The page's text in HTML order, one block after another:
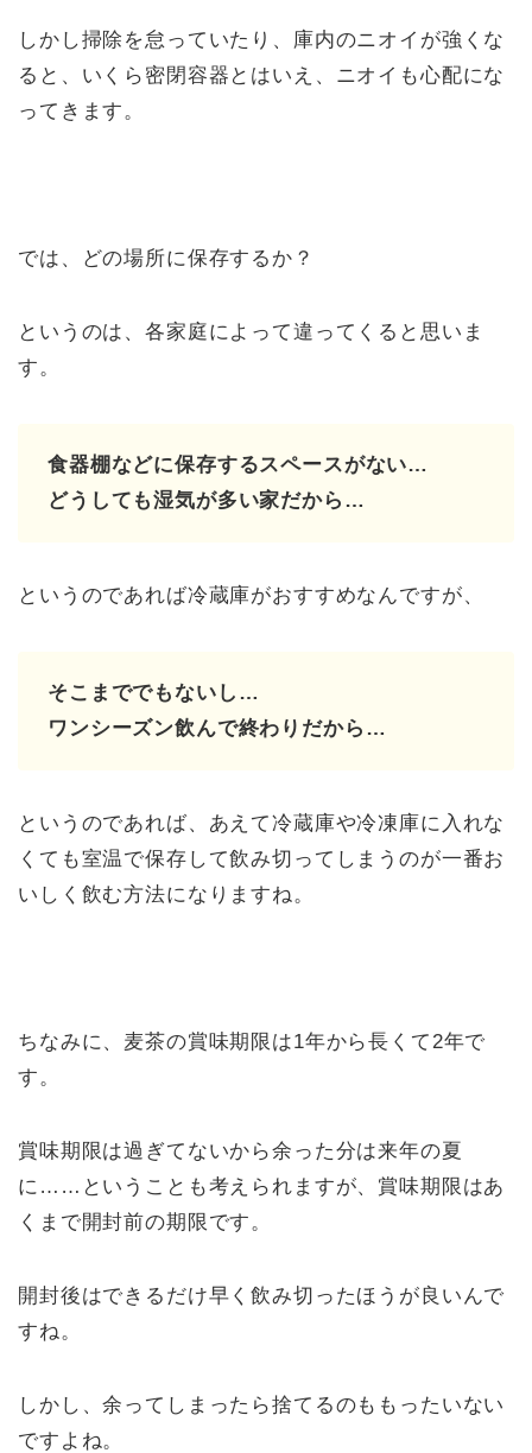
しかし掃除を怠っていたり、庫内のニオイが強くな
ると、いくら密閉容器とはいえ、ニオイも心配にな
ってきます。
では、どの場所に保存するか？
というのは、各家庭によって違ってくると思いま
す。
食器棚などに保存するスペースがない…
どうしても湿気が多い家だから…
というのであれば冷蔵庫がおすすめなんですが、
そこまででもないし…
ワンシーズン飲んで終わりだから…
というのであれば、あえて冷蔵庫や冷凍庫に入れな
くても室温で保存して飲み切ってしまうのが一番お
いしく飲む方法になりますね。
ちなみに、麦茶の賞味期限は1年から長くて2年で
す。
賞味期限は過ぎてないから余った分は来年の夏
に……ということも考えられますが、賞味期限はあ
くまで開封前の期限です。
開封後はできるだけ早く飲み切ったほうが良いんで
すね。
しかし、余ってしまったら捨てるのももったいない
ですよね。